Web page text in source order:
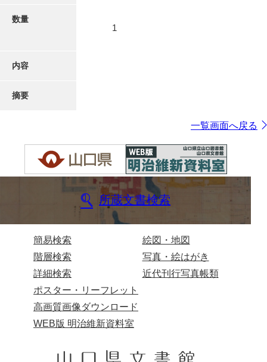
数量
1
内容
摘要
一覧画面へ戻る
所蔵文書検索
簡易検索
階層検索
詳細検索
絵図・地図
写真・絵はがき
近代刊行写真帳類
ポスター・リーフレット
高画質画像ダウンロード
WEB版 明治維新資料室